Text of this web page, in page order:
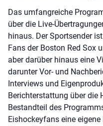
Das umfangreiche
über die Live-
hinaus. Der Sportsender
Fans der Boston Red Sox
aber darüber hinaus eine
darunter Vor- und
Interviews und
Berichterstattung über die
Bestandteil des
Eishockeyfans eine